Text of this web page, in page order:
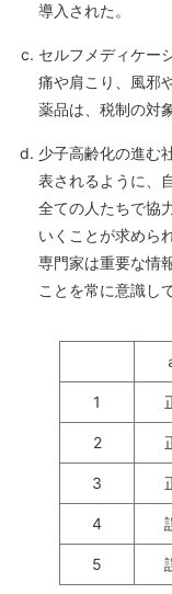
導入された。
セルフメディケー
痛や肩こり、風邪
薬品は、税制の対
少子高齢化の進む
表されるように、
全ての人たちで協
いくことが求めら
専門家は重要な情
ことを常に意識し
1
2
3
4
5